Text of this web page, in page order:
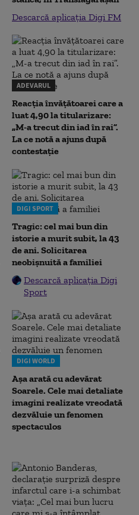
Descarcă aplicația Digi FM
ADEVARUL
Reacția învățătoarei care a
luat 4,90 la titularizare:
„M-a trecut din iad în rai”.
La ce notă a ajuns după
contestație
DIGI SPORT
Tragic: cel mai bun din
istorie a murit subit, la 43
de ani. Solicitarea
neobișnuită a familiei
Descarcă aplicația Digi
Sport
DIGI WORLD
Așa arată cu adevărat
Soarele. Cele mai detaliate
imagini realizate vreodată
dezvăluie un fenomen
spectaculos